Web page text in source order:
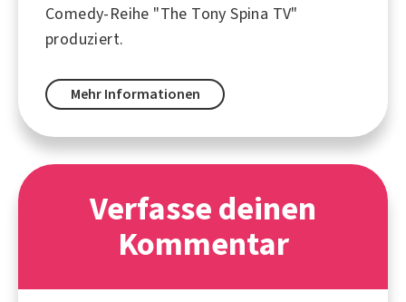
Comedy-Reihe "The Tony Spina TV"
produziert.
Mehr Informationen
Verfasse deinen
Kommentar